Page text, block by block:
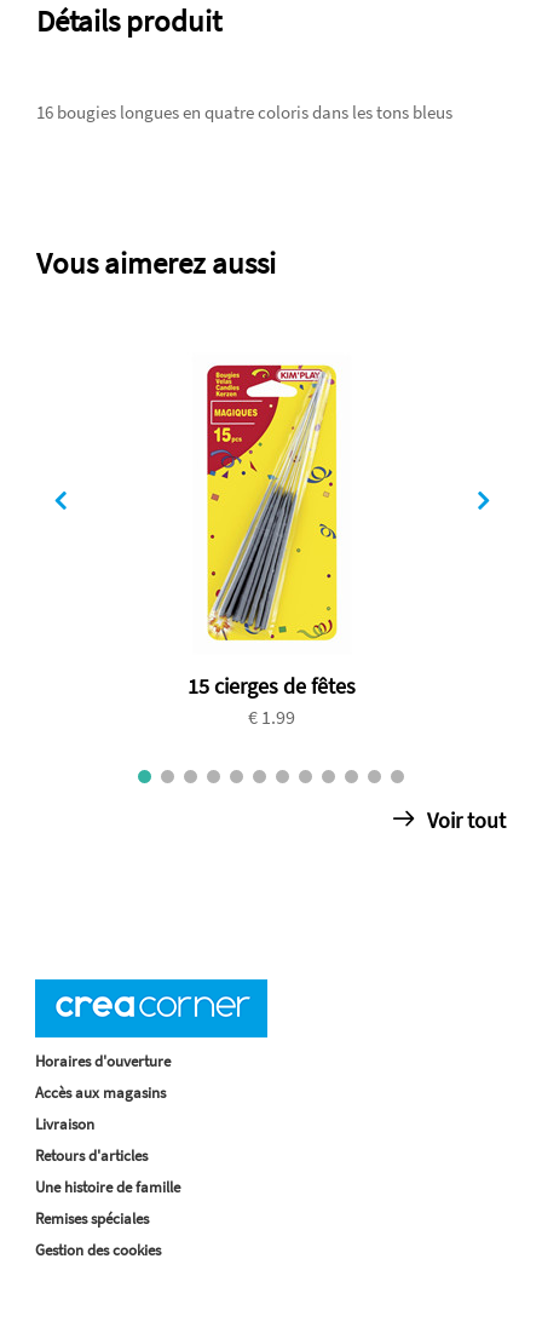
Détails produit
16 bougies longues en quatre coloris dans les tons bleus
Vous aimerez aussi
15 cierges de fêtes
€ 1.99
Voir tout
Horaires d'ouverture
Accès aux magasins
Livraison
Retours d'articles
Une histoire de famille
Remises spéciales
Gestion des cookies